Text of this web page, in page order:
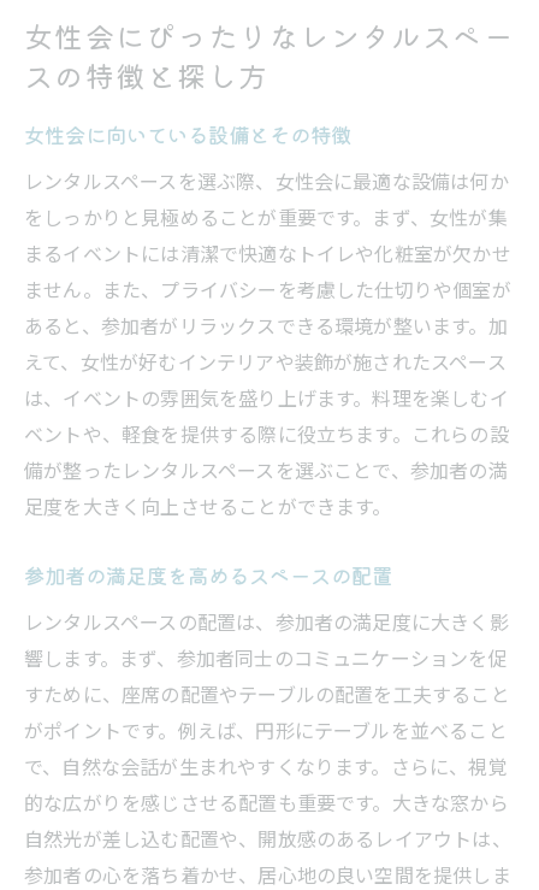
女性会にぴったりなレンタルスペー
スの特徴と探し方
女性会に向いている設備とその特徴
レンタルスペースを選ぶ際、女性会に最適な設備は何か
をしっかりと見極めることが重要です。まず、女性が集
まるイベントには清潔で快適なトイレや化粧室が欠かせ
ません。また、プライバシーを考慮した仕切りや個室が
あると、参加者がリラックスできる環境が整います。加
えて、女性が好むインテリアや装飾が施されたスペース
は、イベントの雰囲気を盛り上げます。料理を楽しむイ
ベントや、軽食を提供する際に役立ちます。これらの設
備が整ったレンタルスペースを選ぶことで、参加者の満
足度を大きく向上させることができます。
参加者の満足度を高めるスペースの配置
レンタルスペースの配置は、参加者の満足度に大きく影
響します。まず、参加者同士のコミュニケーションを促
すために、座席の配置やテーブルの配置を工夫すること
がポイントです。例えば、円形にテーブルを並べること
で、自然な会話が生まれやすくなります。さらに、視覚
的な広がりを感じさせる配置も重要です。大きな窓から
自然光が差し込む配置や、開放感のあるレイアウトは、
参加者の心を落ち着かせ、居心地の良い空間を提供しま